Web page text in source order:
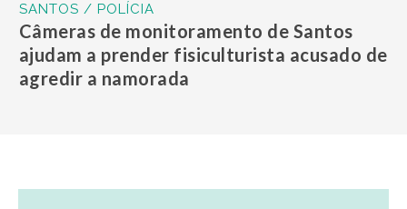
SANTOS / POLÍCIA
Câmeras de monitoramento de Santos
ajudam a prender fisiculturista acusado de
agredir a namorada